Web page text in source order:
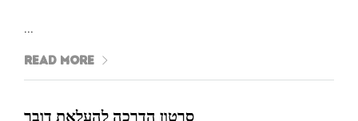
…
Read More
סרטון הדרכה להעלאת דובר